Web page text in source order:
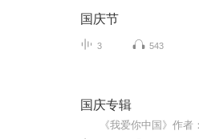
国庆节
3 543
国庆专辑